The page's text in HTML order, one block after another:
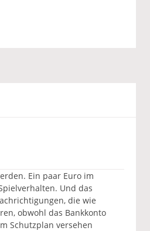
Ein paar Euro im
Und das
die wie
obwohl das Bankkonto
Schutzplan versehen